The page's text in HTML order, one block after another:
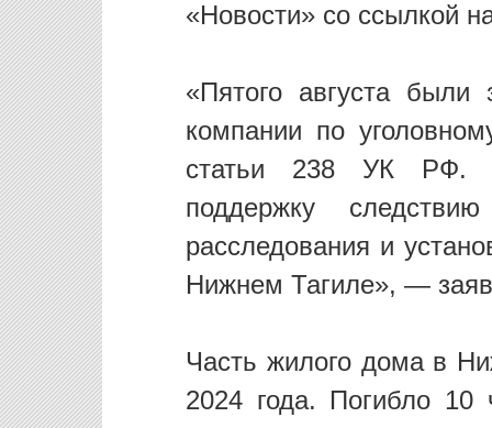
«Новости» со ссылкой
«Пятого августа
компании по
статьи 238 УК РФ.
поддержку
расследования и
Нижнем Тагиле», —
Часть жилого дома в
2024 года. Погибло